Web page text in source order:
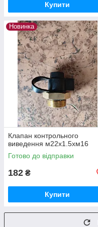
Купити
Новинка
Клапан контрольного
виведення м22х1.5хм16
Готово до відправки
182 ₴
Купити